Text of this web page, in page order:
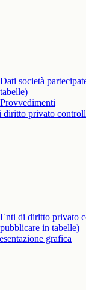
Dati società
tabelle)
Provvedimenti
diritto privato
Enti di diritto privato
pubblicare in tabelle)
grafica